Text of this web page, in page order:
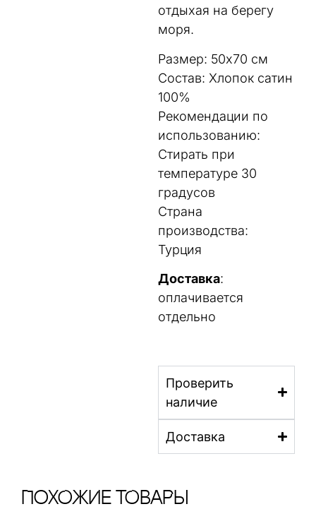
отдыхая на берегу
моря.
Размер: 50х70 см
Состав: Хлопок сатин
100%
Рекомендации по
использованию:
Стирать при
температуре 30
градусов
Страна
производства:
Турция
Доставка:
оплачивается
отдельно
Проверить
наличие
Доставка
ПохОжИе тОваРы